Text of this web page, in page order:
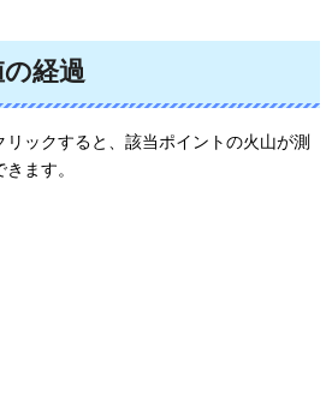
経過
ックすると、該当ポイントの火山が測
ます。